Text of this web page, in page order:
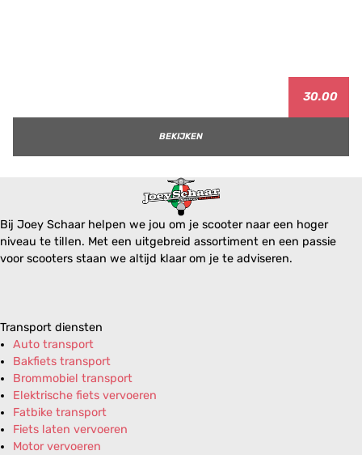
30.00
BEKIJKEN
Bij Joey Schaar helpen we jou om je scooter naar een hoger
niveau te tillen. Met een uitgebreid assortiment en een passie
voor scooters staan we altijd klaar om je te adviseren.
Transport diensten
Auto transport
Bakfiets transport
Brommobiel transport
Elektrische fiets vervoeren
Fatbike transport
Fiets laten vervoeren
Motor vervoeren